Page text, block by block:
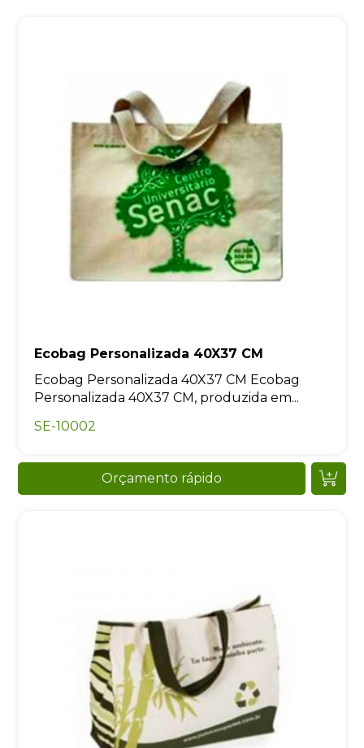
Ecobag Personalizada 40X37 CM
Ecobag Personalizada 40X37 CM Ecobag
Personalizada 40X37 CM, produzida em...
SE-10002
Orçamento rápido